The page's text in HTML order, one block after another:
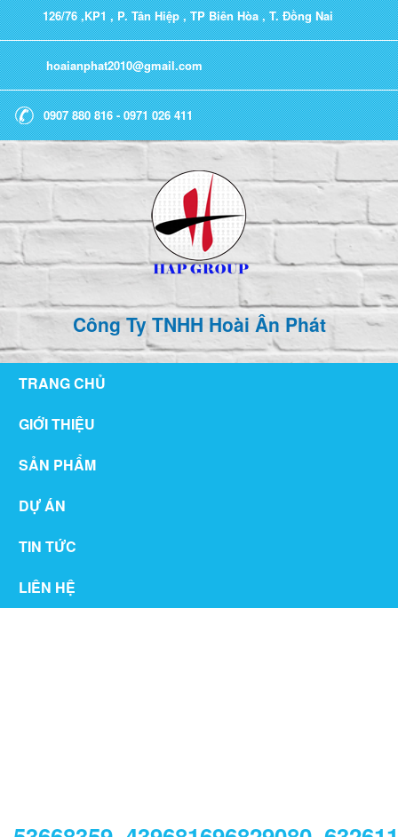
126/76 ,KP1 , P. Tân Hiệp , TP Biên Hòa , T. Đồng Nai
hoaianphat2010@gmail.com
0907 880 816 - 0971 026 411
Công Ty TNHH Hoài Ân Phát
TRANG CHỦ
GIỚI THIỆU
SẢN PHẨM
DỰ ÁN
TIN TỨC
LIÊN HỆ